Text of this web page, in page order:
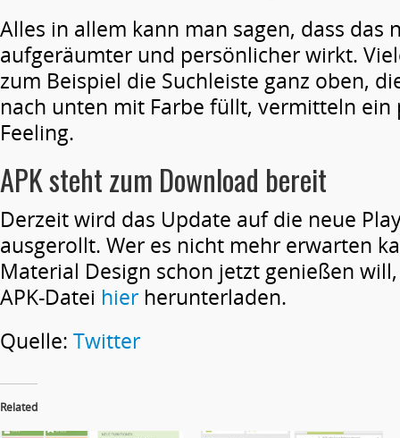
Alles in allem kann man sagen, dass das
aufgeräumter und persönlicher wirkt.
zum Beispiel die Suchleiste ganz oben,
nach unten mit Farbe füllt, vermitteln ein
Feeling.
APK steht zum Download bereit
Derzeit wird das Update auf die neue
ausgerollt. Wer es nicht mehr erwarten
Material Design schon jetzt genießen
APK-Datei hier herunterladen.
Quelle: Twitter
Related